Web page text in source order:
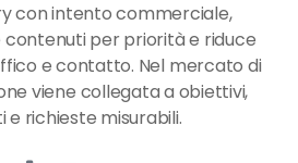
con intento commerciale,
contenuti per priorità e riduce
e contatto. Nel mercato di
viene collegata a obiettivi,
e richieste misurabili.